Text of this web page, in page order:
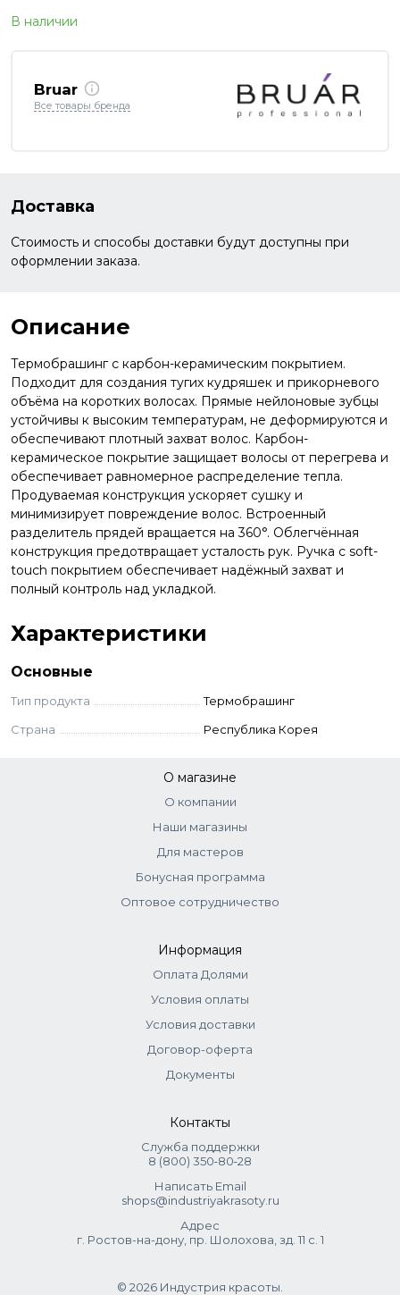
В наличии
Bruar
Все товары бренда
Доставка
Стоимость и способы доставки будут доступны при
оформлении заказа.
Описание
Термобрашинг с карбон-керамическим покрытием.
Подходит для создания тугих кудряшек и прикорневого
объёма на коротких волосах. Прямые нейлоновые зубцы
устойчивы к высоким температурам, не деформируются и
обеспечивают плотный захват волос. Карбон-
керамическое покрытие защищает волосы от перегрева и
обеспечивает равномерное распределение тепла.
Продуваемая конструкция ускоряет сушку и
минимизирует повреждение волос. Встроенный
разделитель прядей вращается на 360°. Облегчённая
конструкция предотвращает усталость рук. Ручка с soft-
touch покрытием обеспечивает надёжный захват и
полный контроль над укладкой.
Характеристики
Основные
Тип продукта
Термобрашинг
Страна
Республика Корея
О магазине
О компании
Наши магазины
Для мастеров
Бонусная программа
Оптовое сотрудничество
Информация
Оплата Долями
Условия оплаты
Условия доставки
Договор-оферта
Документы
Контакты
Служба поддержки
8 (800) 350‑80‑28
Написать Email
shops@industriyakrasoty.ru
Адрес
г. Ростов-на-дону, пр. Шолохова, зд. 11 с. 1
© 2026 Индустрия красоты.